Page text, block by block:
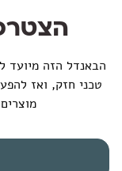
הבאנדל הזה מיועד
טכני חזק, ואז